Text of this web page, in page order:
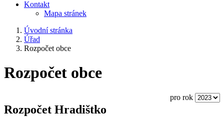
Kontakt
Mapa stránek
Úvodní stránka
Úřad
Rozpočet obce
Rozpočet obce
pro rok
Rozpočet Hradištko